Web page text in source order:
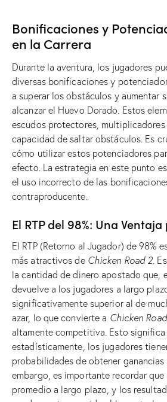
Bonificaciones y
en la Carrera
Durante la aventura, los jugadores
diversas bonificaciones y
a superar los obstáculos y aumentar
alcanzar el Huevo Dorado. Estos
escudos protectores, multiplicadores
capacidad de saltar obstáculos. Es
cómo utilizar estos potenciadores
efecto. La estrategia en este punto
el uso incorrecto de las
contraproducente.
El RTP del 98%: Una
El RTP (Retorno al Jugador) de 98%
más atractivos de Chicken Road 2.
la cantidad de dinero apostado que,
devuelve a los jugadores a largo
significativamente superior al de
azar, lo que convierte a Chicken
altamente competitiva. Esto significa
estadísticamente, los jugadores
probabilidades de obtener ganancias
embargo, es importante recordar que
promedio a largo plazo, y los